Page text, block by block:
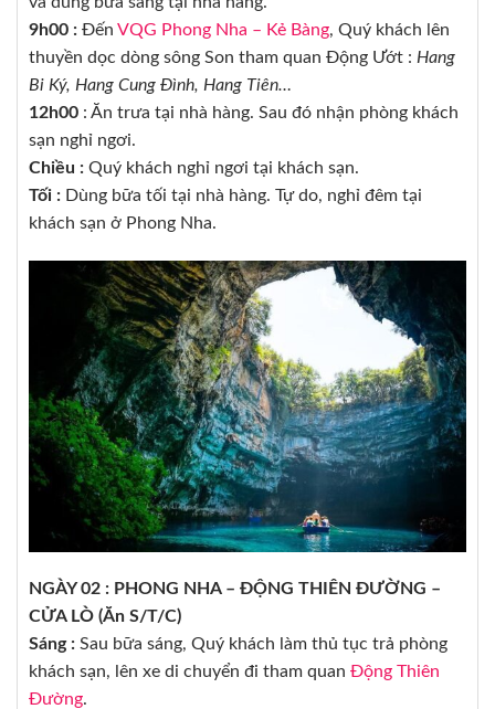
9h00 : Đến VQG Phong Nha – Kẻ Bàng, Quý khách lên
thuyền dọc dòng sông Son tham quan Động Ướt : Hang
Bi Ký, Hang Cung Đình, Hang Tiên…
12h00 : Ăn trưa tại nhà hàng. Sau đó nhận phòng khách
sạn nghỉ ngơi.
Chiều : Quý khách nghỉ ngơi tại khách sạn.
Tối : Dùng bữa tối tại nhà hàng. Tự do, nghỉ đêm tại
khách sạn ở Phong Nha.
NGÀY 02 : PHONG NHA – ĐỘNG THIÊN ĐƯỜNG –
CỬA LÒ (Ăn S/T/C)
Sáng : Sau bữa sáng, Quý khách làm thủ tục trả phòng
khách sạn, lên xe di chuyển đi tham quan Động Thiên
Đường.